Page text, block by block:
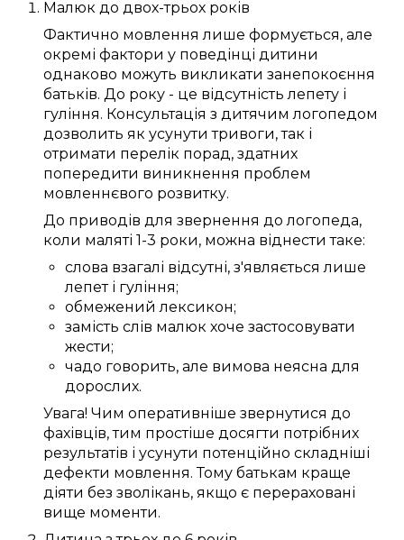
Малюк до двох-трьох років
Фактично мовлення лише формується, але
окремі фактори у поведінці дитини
однаково можуть викликати занепокоєння
батьків. До року - це відсутністьлепету і
гуління. Консультація з дитячим логопедом
дозволить як усунутитривоги, так і
отримати перелік порад, здатних
попередити виникнення проблем
мовленнєвого розвитку.
До приводів для звернення дологопеда,
коли маляті 1-3 роки, можна віднести таке:
слова взагалі відсутні, з'являється лише
лепеті гуління;
обмежений лексикон;
замість слів малюк хоче застосовувати
жести;
чадо говорить, але вимова неясна для
дорослих.
Увага! Чим оперативніше звернутися до
фахівців, тим простіше досягти потрібних
результатів і усунути потенційно складніші
дефекти мовлення.Тому батькам краще
діяти без зволікань, якщо є перераховані
вище моменти.